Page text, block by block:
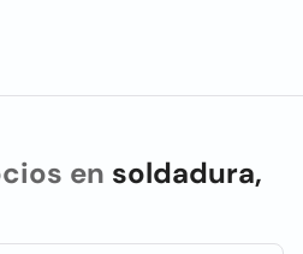
en soldadura,